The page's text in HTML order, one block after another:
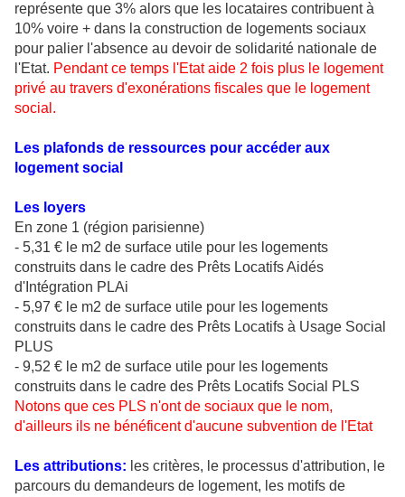
représente que 3% alors que les locataires contribuent à
10% voire + dans la construction de logements sociaux
pour palier l'absence au devoir de solidarité nationale de
l'Etat. Pendant ce temps l'Etat aide 2 fois plus le logement
privé au travers d'exonérations fiscales que le logement
social.
Les plafonds de ressources pour accéder aux
logement social
Les loyers
En zone 1 (région parisienne)
- 5,31 € le m2 de surface utile pour les logements
construits dans le cadre des Prêts Locatifs Aidés
d'Intégration PLAi
- 5,97 € le m2 de surface utile pour les logements
construits dans le cadre des Prêts Locatifs à Usage Social
PLUS
- 9,52 € le m2 de surface utile pour les logements
construits dans le cadre des Prêts Locatifs Social PLS
Notons que ces PLS n'ont de sociaux que le nom,
d'ailleurs ils ne bénéficent d'aucune subvention de l'Etat
Les attributions: les critères, le processus d'attribution, le
parcours du demandeurs de logement, les motifs de